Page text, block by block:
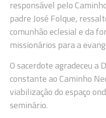
responsável pelo
padre José Folque,
comunhão eclesial e da
missionários para a
O sacerdote agradeceu a
constante ao Caminho
viabilização do espaço
seminário.